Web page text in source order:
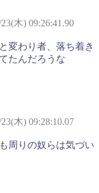
木) 09:26:41.90
変わり者、落ち着き
たんだろうな
木) 09:28:10.07
周りの奴らは気づい